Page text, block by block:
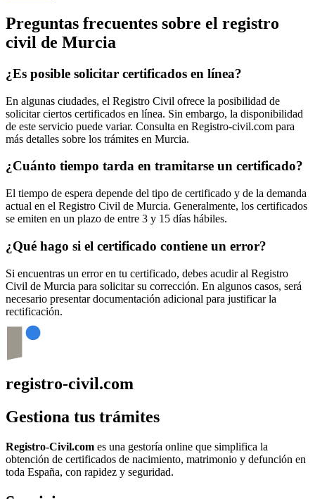
Preguntas frecuentes sobre el registro
civil de Murcia
¿Es posible solicitar certificados en línea?
En algunas ciudades, el Registro Civil ofrece la posibilidad de
solicitar ciertos certificados en línea. Sin embargo, la disponibilidad
de este servicio puede variar. Consulta en Registro-civil.com para
más detalles sobre los trámites en Murcia.
¿Cuánto tiempo tarda en tramitarse un certificado?
El tiempo de espera depende del tipo de certificado y de la demanda
actual en el Registro Civil de Murcia. Generalmente, los certificados
se emiten en un plazo de entre 3 y 15 días hábiles.
¿Qué hago si el certificado contiene un error?
Si encuentras un error en tu certificado, debes acudir al Registro
Civil de Murcia para solicitar su corrección. En algunos casos, será
necesario presentar documentación adicional para justificar la
rectificación.
registro-civil.com
Gestiona tus trámites
Registro-Civil.com es una gestoría online que simplifica la
obtención de certificados de nacimiento, matrimonio y defunción en
toda España, con rapidez y seguridad.